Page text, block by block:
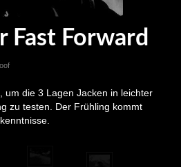
Fast Forward
um die 3 Lagen Jacken in leichter
zu testen. Der Frühling kommt